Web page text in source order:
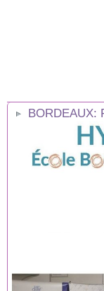
BORDEAUX: